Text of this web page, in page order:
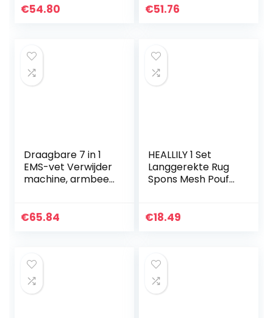
€54.80 €51.76
Draagbare 7 in 1
EMS-vet Verwijder
machine, armbeen
gewichtsverlies
€65.84
HEALLILY 1 Set
Langgerekte Rug
Spons Mesh Pouf
Dobberbad
€18.49